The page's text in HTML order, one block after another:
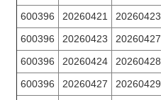
600396
20260421 20260423
600396
20260423 20260427
600396
20260424 20260428
600396
20260427 20260429